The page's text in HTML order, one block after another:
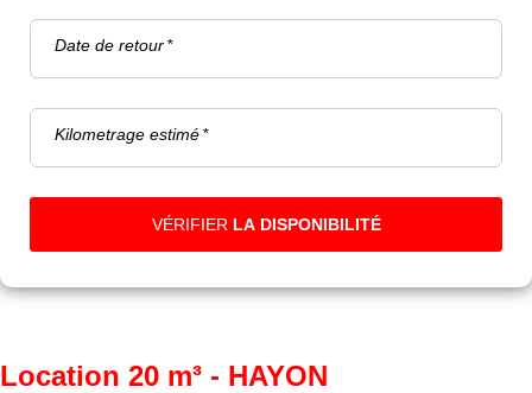
Date de retour
Kilometrage estimé
VÉRIFIER LA DISPONIBILITÉ
Location 20 m³ - HAYON